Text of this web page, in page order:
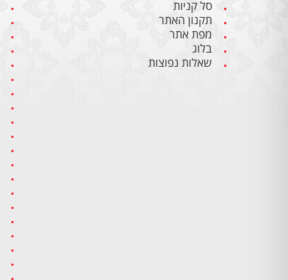
סל קניות
תקנון האתר
מפת אתר
בלוג
שאלות נפוצות